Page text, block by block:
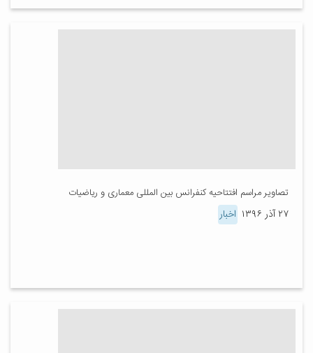
تصاویر مراسم افتتاحیه کنفرانس بین المللی معماری و ریاضیات
۲۷ آذر ۱۳۹۶ اخبار